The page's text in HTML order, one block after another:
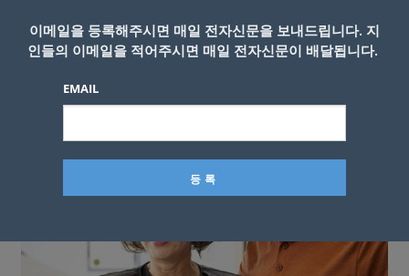
이메일을 등록해주시면 매일 전자신문을 보내드립니다. 지
인들의 이메일을 적어주시면 매일 전자신문이 배달됩니다.
EMAIL